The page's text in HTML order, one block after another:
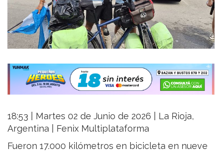
18:53 | Martes 02 de Junio de 2026 | La Rioja,
Argentina | Fenix Multiplataforma
Fueron 17.000 kilómetros en bicicleta en nueve